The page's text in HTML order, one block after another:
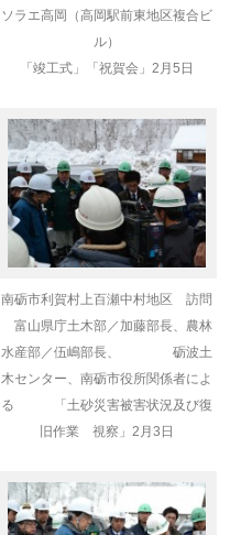
ソラエ高岡（高岡駅前東地区複合ビ
ル）
「竣工式」「祝賀会」 2月5日
南砺市利賀村上百瀬中村地区 訪問
富山県庁土木部／加藤部長、 農林
水産部／伍嶋部長、 砺波土
木センター、南砺市役所関係者によ
る 「土砂災害被害状況及び復
旧作業 視察」2月3日